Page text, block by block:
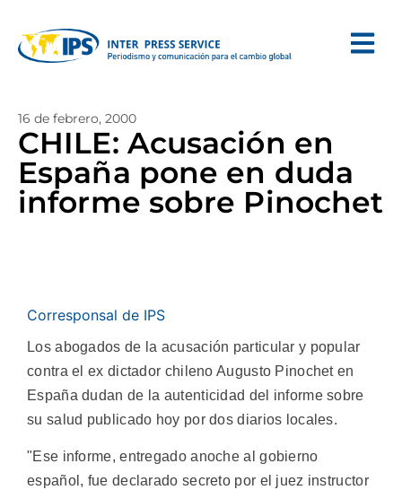
16 de febrero, 2000
CHILE: Acusación en
España pone en duda
informe sobre Pinochet
Corresponsal de IPS
Los abogados de la acusación particular y popular
contra el ex dictador chileno Augusto Pinochet en
España dudan de la autenticidad del informe sobre
su salud publicado hoy por dos diarios locales.
"Ese informe, entregado anoche al gobierno
español, fue declarado secreto por el juez instructor